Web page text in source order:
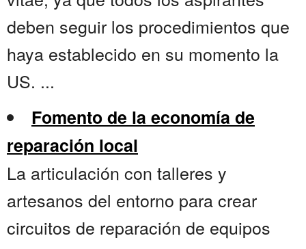
deben seguir los procedimientos que
haya establecido en su momento la
US. ...
Fomento de la economía de
reparación local
La articulación con talleres y
artesanos del entorno para crear
circuitos de reparación de equipos